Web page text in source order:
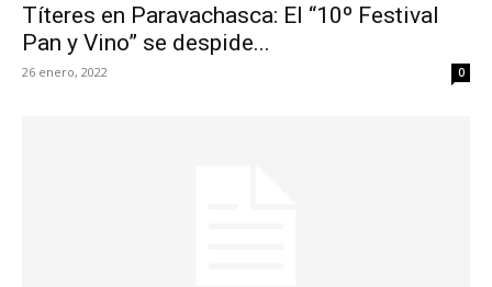
Títeres en Paravachasca: El “10º Festival
Pan y Vino” se despide...
26 enero, 2022 0